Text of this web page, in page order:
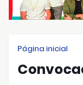
Página inicial